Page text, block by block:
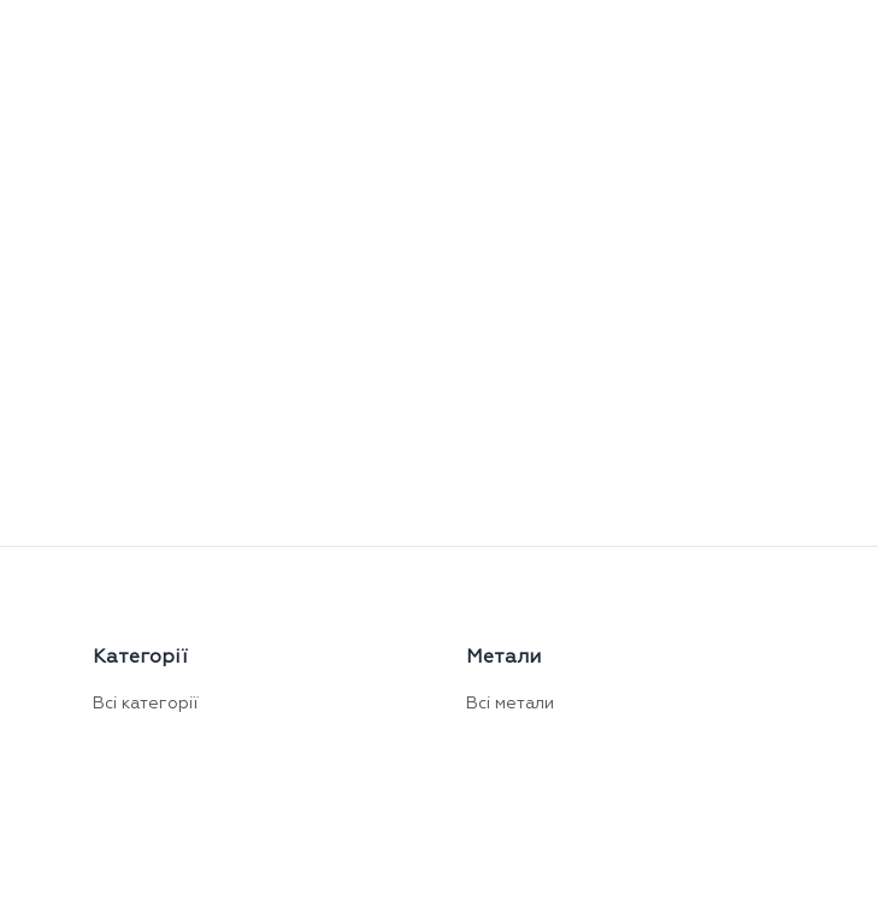
Категорії
Всі категорії
Метали
Всі метали